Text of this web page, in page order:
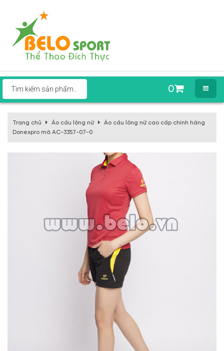
0
Trang chủ Áo cầu lông nữ
Áo cầu lông nữ cao cấp chính hãng
Donexpro mã AC-3357-07-0